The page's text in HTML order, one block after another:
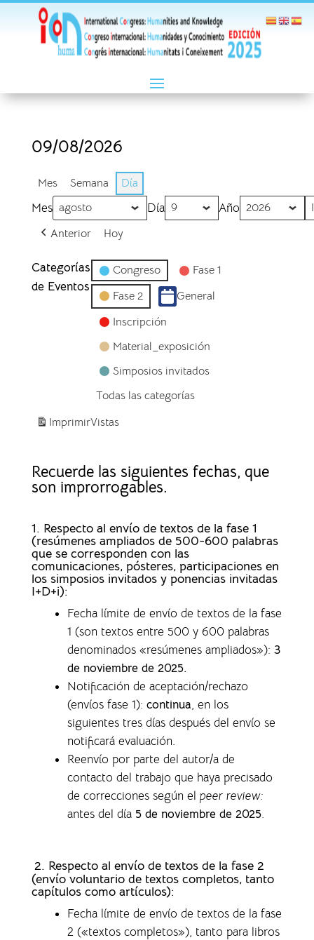
09/08/2026
Mes Semana Día
Mes Día Año
Anterior Hoy
Categorías
de Eventos
Congreso
Fase 1
Fase 2
General
Inscripción
Material_exposición
Simposios invitados
Todas las categorías
ImprimirVistas
Recuerde las siguientes fechas, que
son improrrogables.
1. Respecto al envío de textos de la fase 1
(resúmenes ampliados de 500-600 palabras
que se corresponden con las
comunicaciones, pósteres, participaciones en
los simposios invitados y ponencias invitadas
I+D+i):
Fecha límite de envío de textos de la fase
1 (son textos entre 500 y 600 palabras
denominados «resúmenes ampliados»): 3
de noviembre de 2025.
Notificación de aceptación/rechazo
(envíos fase 1): continua, en los
siguientes tres días después del envío se
notificará evaluación.
Reenvío por parte del autor/a de
contacto del trabajo que haya precisado
de correcciones según el peer review:
antes del día 5 de noviembre de 2025.
2. Respecto al envío de textos de la fase 2
(envío voluntario de textos completos, tanto
capítulos como artículos):
Fecha límite de envío de textos de la fase
2 («textos completos»), tanto para libros